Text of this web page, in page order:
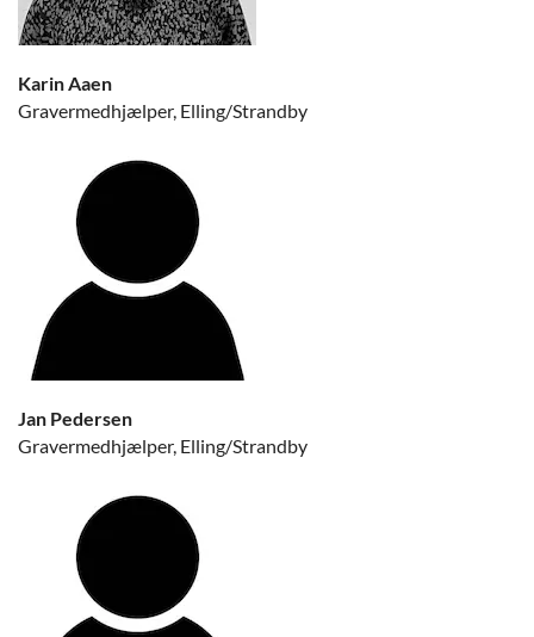
Karin Aaen
Gravermedhjælper, Elling/Strandby
Jan Pedersen
Gravermedhjælper, Elling/Strandby